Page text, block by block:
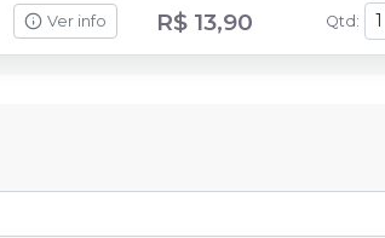
Ver info R$ 13,90 Qtd :